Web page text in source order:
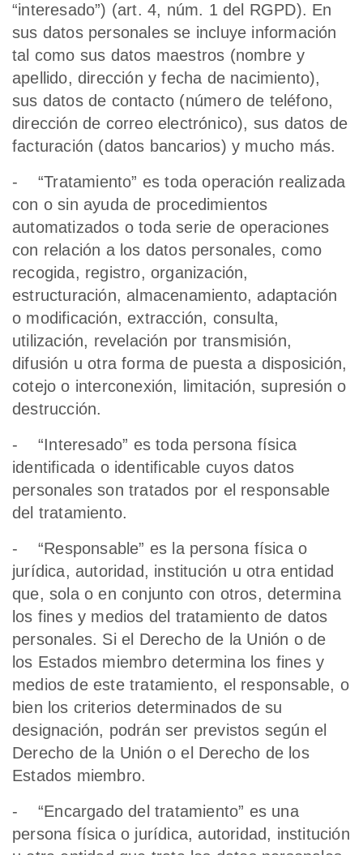
“interesado”) (art. 4, núm. 1 del RGPD). En
sus datos personales se incluye información
tal como sus datos maestros (nombre y
apellido, dirección y fecha de nacimiento),
sus datos de contacto (número de teléfono,
dirección de correo electrónico), sus datos de
facturación (datos bancarios) y mucho más.
- “Tratamiento” es toda operación realizada
con o sin ayuda de procedimientos
automatizados o toda serie de operaciones
con relación a los datos personales, como
recogida, registro, organización,
estructuración, almacenamiento, adaptación
o modificación, extracción, consulta,
utilización, revelación por transmisión,
difusión u otra forma de puesta a disposición,
cotejo o interconexión, limitación, supresión o
destrucción.
- “Interesado” es toda persona física
identificada o identificable cuyos datos
personales son tratados por el responsable
del tratamiento.
- “Responsable” es la persona física o
jurídica, autoridad, institución u otra entidad
que, sola o en conjunto con otros, determina
los fines y medios del tratamiento de datos
personales. Si el Derecho de la Unión o de
los Estados miembro determina los fines y
medios de este tratamiento, el responsable, o
bien los criterios determinados de su
designación, podrán ser previstos según el
Derecho de la Unión o el Derecho de los
Estados miembro.
- “Encargado del tratamiento” es una
persona física o jurídica, autoridad, institución